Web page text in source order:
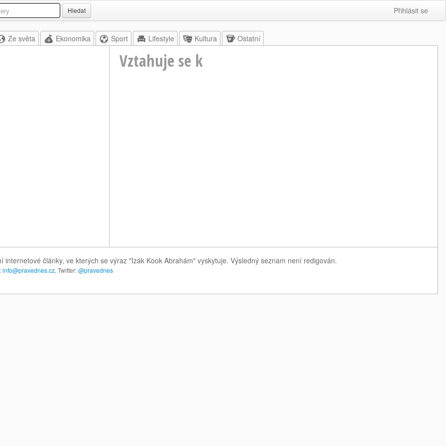
Hledat Přihlásit se
Ze světa Ekonomika Sport Lifestyle Kultura Ostatní
Vztahuje se k
internetové články, ve kterých se výraz "Izák Kook Abrahám" vyskytuje. Výsledný seznam není redigován.
info@pravednes.cz, Twitter:@pravednes